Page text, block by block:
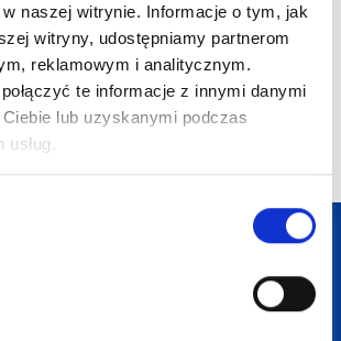
naszej witrynie. Informacje o tym, jak
witryny, udostępniamy partnerom
reklamowym i analitycznym.
te informacje z innymi danymi
lub uzyskanymi podczas
usług.